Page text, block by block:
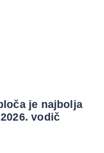
je najbolja
vodič